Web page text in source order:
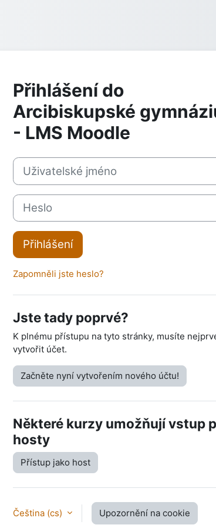
Přihlášení do
Arcibiskupské
- LMS Moodle
Přeskočit na vytvoření nového účtu
Uživatelské jméno
Heslo
Přihlášení
Zapomněli jste heslo?
Jste tady poprvé?
K plnému přístupu na tyto stránky, musíte
vytvořit účet.
Začněte nyní vytvořením nového účtu!
Některé kurzy umožňují vstup
hosty
Přístup jako host
Čeština ‎(cs)‎ Upozornění na cookie